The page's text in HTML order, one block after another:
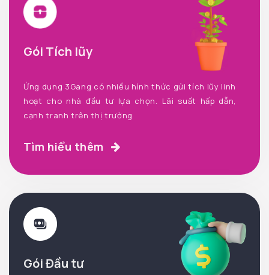
Gói Tích lũy
Ứng dụng 3Gang có nhiều hình thức gửi tích lũy linh
hoạt cho nhà đầu tư lựa chọn. Lãi suất hấp dẫn,
cạnh tranh trên thị trường
Tìm hiểu thêm
Gói Đầu tư